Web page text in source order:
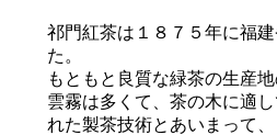
祁門紅茶は１８７５年に福
た。
もともと良質な緑茶の生産
雲霧は多くて、茶の木に適
れた製茶技術とあいまって